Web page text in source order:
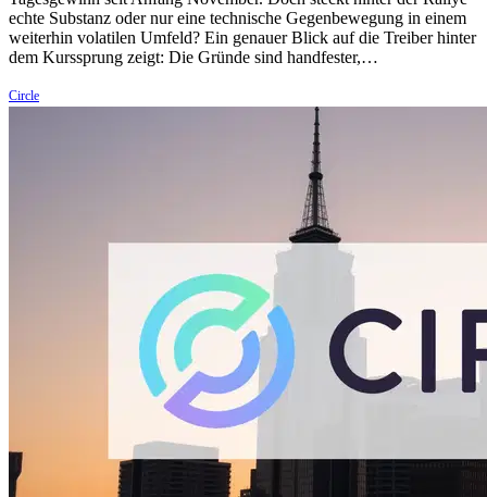
echte Substanz oder nur eine technische Gegenbewegung in einem
weiterhin volatilen Umfeld? Ein genauer Blick auf die Treiber hinter
dem Kurssprung zeigt: Die Gründe sind handfester,…
Circle